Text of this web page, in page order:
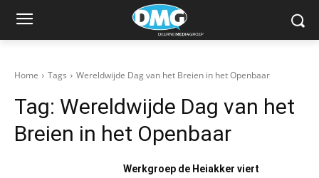
Home Tags Wereldwijde Dag van het Breien in het Openbaar
Tag: Wereldwijde Dag van het
Breien in het Openbaar
Werkgroep de Heiakker viert